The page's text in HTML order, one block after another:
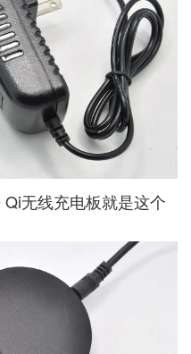
无线充电板就是这个